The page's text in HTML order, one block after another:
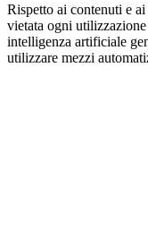
Rispetto ai contenuti e
vietata ogni
intelligenza artificiale
utilizzare mezzi